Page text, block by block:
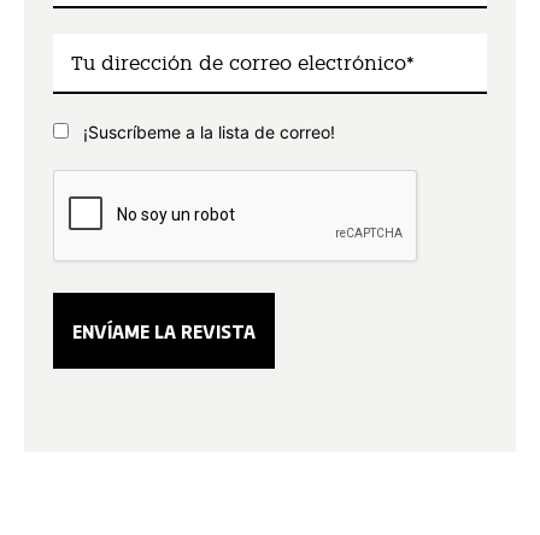
¡Suscríbeme a la lista de correo!